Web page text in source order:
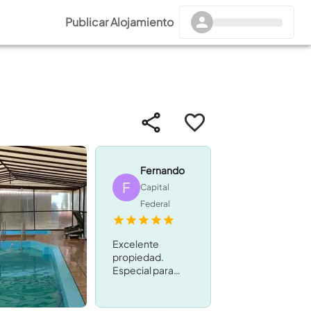
Publicar Alojamiento
F
Fernando
Capital
Federal
Excelente
propiedad.
Especial para